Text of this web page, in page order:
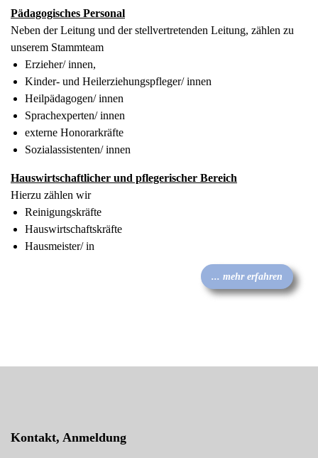
Pädagogisches Personal
Neben der Leitung und der stellvertretenden Leitung, zählen zu
unserem Stammteam
Erzieher/ innen,
Kinder- und Heilerziehungspfleger/ innen
Heilpädagogen/ innen
Sprachexperten/ innen
externe Honorarkräfte
Sozialassistenten/ innen
Hauswirtschaftlicher und pflegerischer Bereich
Hierzu zählen wir
Reinigungskräfte
Hauswirtschaftskräfte
Hausmeister/ in
... mehr erfahren
Kontakt, Anmeldung